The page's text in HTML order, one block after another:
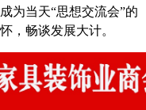
为当天“思想交流会”的
，畅谈发展大计。